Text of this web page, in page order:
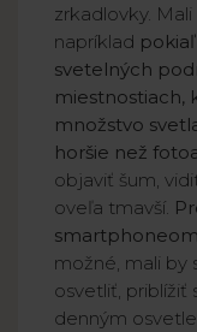
zrkadlovky.
napríklad
svetelných
miestnostiach,
množstvo
horšie než
objaviť šum,
oveľa tmavší.
možné, mali
osvetliť, priblížiť
denným